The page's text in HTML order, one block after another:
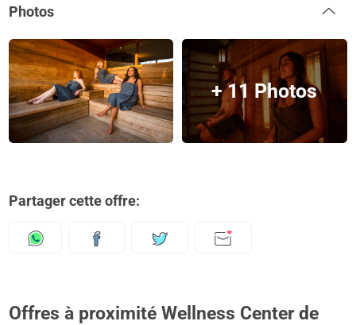
Photos
+ 11 Photos
Partager cette offre:
Offres à proximité Wellness Center de